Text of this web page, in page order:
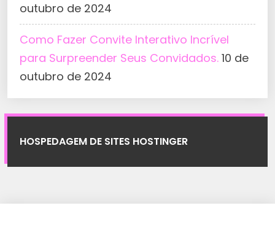
outubro de 2024
Como Fazer Convite Interativo Incrível
para Surpreender Seus Convidados. 10 de
outubro de 2024
HOSPEDAGEM DE SITES HOSTINGER